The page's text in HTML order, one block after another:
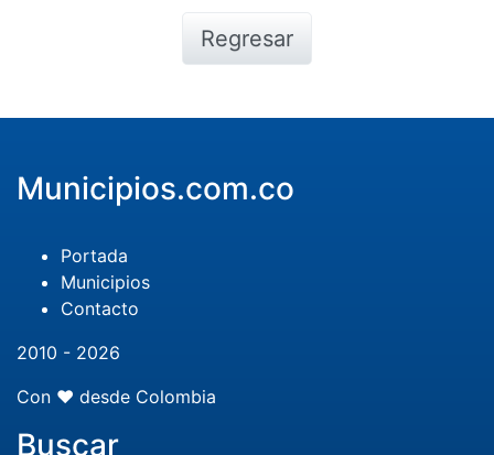
Regresar
Municipios.com.co
Portada
Municipios
Contacto
2010 - 2026
Con ❤️ desde Colombia
Buscar